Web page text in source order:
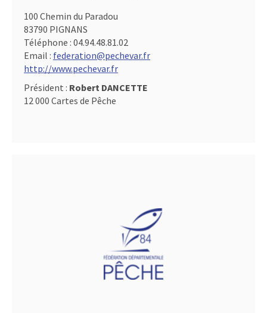
100 Chemin du Paradou
83790 PIGNANS
Téléphone : 04.94.48.81.02
Email : federation@pechevar.fr
http://www.pechevar.fr
Président : Robert DANCETTE
12 000 Cartes de Pêche